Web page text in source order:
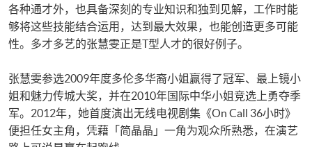
各种通才外，也具备深刻的专业知识和独到见解，工作时能
够将这些技能结合运用，达到最大效果，也能创造更多可能
性。多才多艺的张慧雯正是T型人才的很好例子。
张慧雯参选2009年度多伦多华裔小姐赢得了冠军、最上镜小
姐和魅力传城大奖，并在2010年国际中华小姐竞选上勇夺季
军。2012年，她首度演出无线电视剧集《On Call 36小时》
便担任女主角，凭藉「简晶晶」一角为观众所熟悉，在演艺